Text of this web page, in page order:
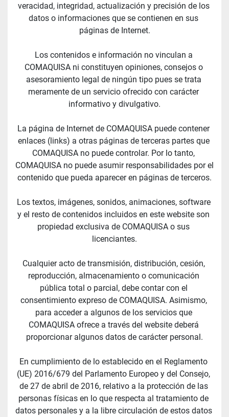
veracidad, integridad, actualización y precisión de los
datos o informaciones que se contienen en sus
páginas de Internet.
Los contenidos e información no vinculan a
COMAQUISA ni constituyen opiniones, consejos o
asesoramiento legal de ningún tipo pues se trata
meramente de un servicio ofrecido con carácter
informativo y divulgativo.
La página de Internet de COMAQUISA puede contener
enlaces (links) a otras páginas de terceras partes que
COMAQUISA no puede controlar. Por lo tanto,
COMAQUISA no puede asumir responsabilidades por el
contenido que pueda aparecer en páginas de terceros.
Los textos, imágenes, sonidos, animaciones, software
y el resto de contenidos incluidos en este website son
propiedad exclusiva de COMAQUISA o sus
licenciantes.
Cualquier acto de transmisión, distribución, cesión,
reproducción, almacenamiento o comunicación
pública total o parcial, debe contar con el
consentimiento expreso de COMAQUISA. Asimismo,
para acceder a algunos de los servicios que
COMAQUISA ofrece a través del website deberá
proporcionar algunos datos de carácter personal.
En cumplimiento de lo establecido en el Reglamento
(UE) 2016/679 del Parlamento Europeo y del Consejo,
de 27 de abril de 2016, relativo a la protección de las
personas físicas en lo que respecta al tratamiento de
datos personales y a la libre circulación de estos datos